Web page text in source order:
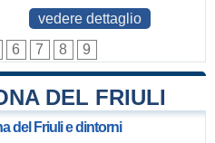
vedere dettaglio
6 7 8 9
DEL FRIULI
del Friuli e dintorni